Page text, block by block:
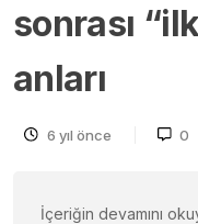
sonrası
anları
6 yıl önce 0
İçeriğin devamını